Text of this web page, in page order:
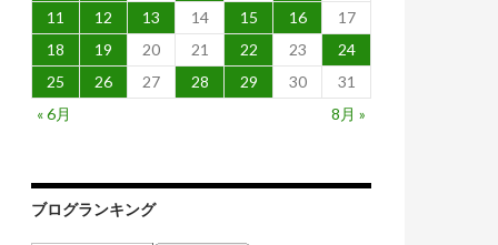
11
12 13 14 15 16
17
18
19 20 21 22 23
24
25
26 27 28 29 30
31
« 6月
8月 »
ブログランキング